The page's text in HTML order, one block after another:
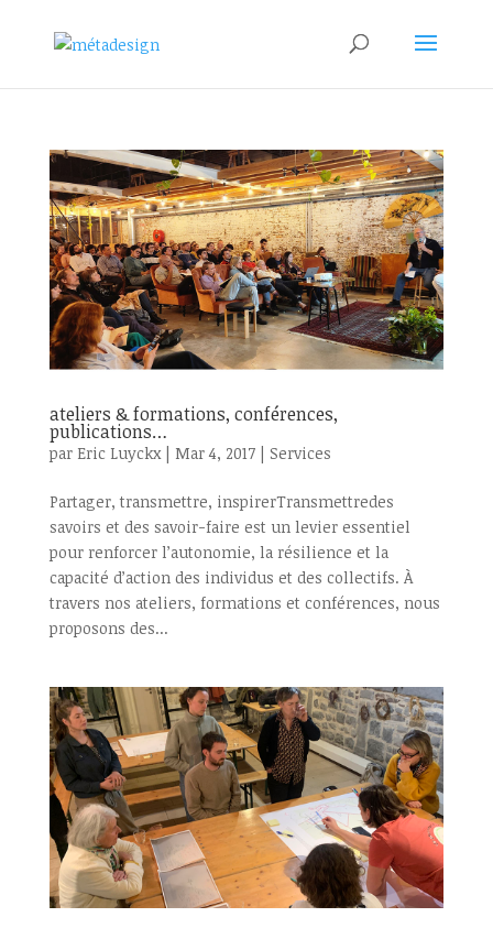
ateliers & formations, conférences,
publications…
par Eric Luyckx| Mar 4, 2017| Services
Partager, transmettre, inspirerTransmettredes
savoirs et des savoir-faire est un levier essentiel
pour renforcer l’autonomie, la résilience et la
capacité d’action des individus et des collectifs. À
travers nos ateliers, formations et conférences, nous
proposons des...